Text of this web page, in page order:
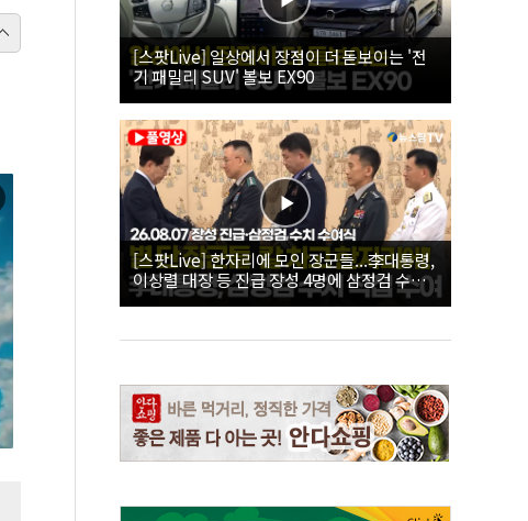
[스팟Live] 일상에서 장점이 더 돋보이는 '전
기 패밀리 SUV' 볼보 EX90
[스팟Live] 한자리에 모인 장군들...李대통령,
이상렬 대장 등 진급 장성 4명에 삼정검 수치
직접 수여｜26.08.07 장성 진급·삼정검 수치